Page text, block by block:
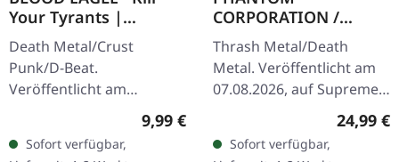
Your Tyrants |
SPLATTER 7" EP
Death Metal/Crust
Punk/D-Beat.
Veröffentlicht am
27.06.2014, auf Supreme
Chaos Records. Weiße,
schwere 7" Vinyl-EP mit
Regulärer Preis:
9,99 €
Sofort verfügbar,
CORPORATION /
CATBREATH ·
Commando / Die By
The Claw |
ORANGE/BLACK/RED
Thrash Metal/Death
Metal. Veröffentlicht am
07.08.2026, auf Supreme
Chaos Records. Oranges
Vinyl mit schwarzen und
roten Splattern im
24,99 €
Sofort verfügbar,